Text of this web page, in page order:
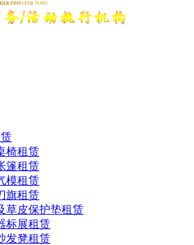
椅租赁
篷租赁
模租赁
旗租赁
草皮保护垫租赁
标展租赁
发凳租赁